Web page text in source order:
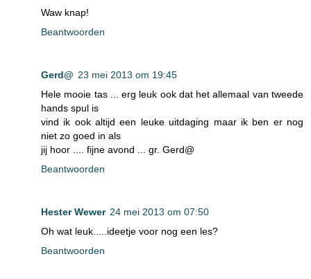
Waw knap!
Beantwoorden
Gerd@ 23 mei 2013 om 19:45
Hele mooie tas ... erg leuk ook dat het allemaal van tweede
hands spul is
vind ik ook altijd een leuke uitdaging maar ik ben er nog
niet zo goed in als
jij hoor .... fijne avond ... gr. Gerd@
Beantwoorden
Hester Wewer 24 mei 2013 om 07:50
Oh wat leuk.....ideetje voor nog een les?
Beantwoorden